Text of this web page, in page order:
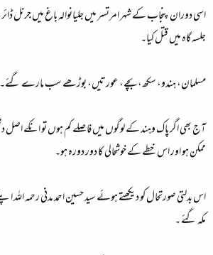
اسی دوران پنجاب کے شہر امرتسر میں جلیانوالہ باغ میں جرنل
جلسہ گاہ میں قتل کیا۔
مسلمان، ہندو، سکھ، بچے، عورتیں، بوڑھے سب مارے گئے۔
آج بھی اگر پاک وہند کے لوگوں میں فاصلے کم ہوں تو انکے اصل
ممکن ہو اور اس خطے کے خوشحالی کا دور دورہ ہو۔
اس بدلتی صورتحال کو دیکھتے ہوئے سید حسین احمد مدنی رحمہ اللہ
مکہ گئے ۔